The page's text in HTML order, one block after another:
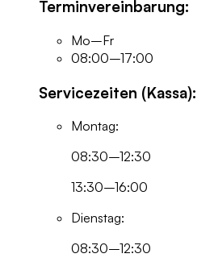
Terminvereinbarung:
Mo–Fr
08:00–17:00
Servicezeiten (Kassa):
Montag:
08:30–12:30
13:30–16:00
Dienstag:
08:30–12:30